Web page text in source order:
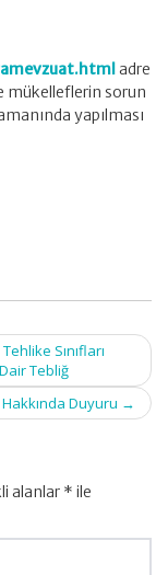
adre
mükelleflerin sorun
yapılması
Sınıfları
Tebliğ
Duyuru →
alanlar * ile